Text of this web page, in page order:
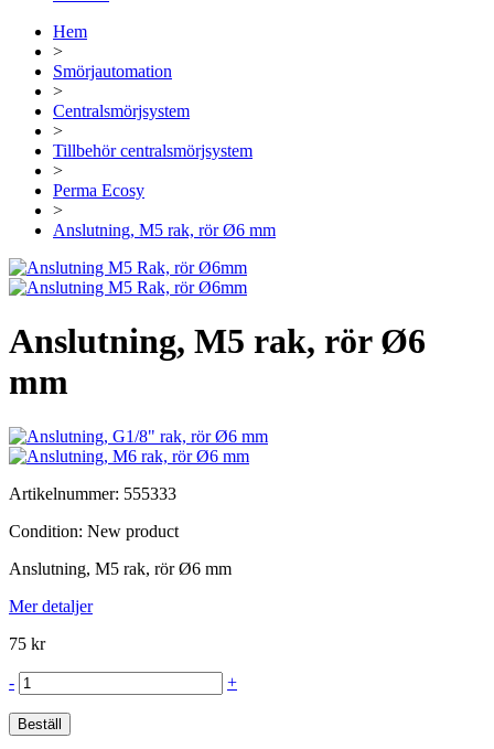
Hem
>
Smörjautomation
>
Centralsmörjsystem
>
Tillbehör centralsmörjsystem
>
Perma Ecosy
>
Anslutning, M5 rak, rör Ø6 mm
Anslutning, M5 rak, rör Ø6
mm
Artikelnummer: 555333
Condition: New product
Anslutning, M5 rak, rör Ø6 mm
Mer detaljer
75 kr
- +
Beställ